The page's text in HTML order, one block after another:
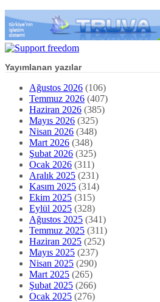
Yayımlanan yazılar
Ağustos 2026 (106)
Temmuz 2026 (407)
Haziran 2026 (385)
Mayıs 2026 (325)
Nisan 2026 (348)
Mart 2026 (348)
Şubat 2026 (325)
Ocak 2026 (311)
Aralık 2025 (231)
Kasım 2025 (314)
Ekim 2025 (315)
Eylül 2025 (328)
Ağustos 2025 (341)
Temmuz 2025 (311)
Haziran 2025 (252)
Mayıs 2025 (237)
Nisan 2025 (290)
Mart 2025 (265)
Şubat 2025 (266)
Ocak 2025 (276)